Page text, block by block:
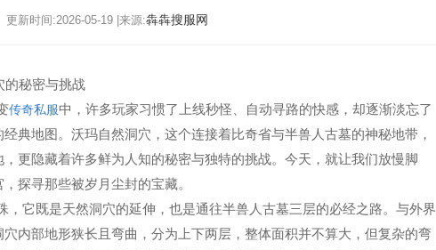
更新时间:2026-05-19 |来源:犇犇搜服网
的秘密与挑战
传奇私服中，许多玩家习惯了上线秒怪、自动寻路的快感，却逐渐淡忘了
典地图。沃玛自然洞穴，这个连接着比奇省与半兽人古墓的神秘地带，
更隐藏着许多鲜为人知的秘密与独特的挑战。今天，就让我们放慢脚
探寻那些被岁月尘封的宝藏。
它既是天然洞穴的延伸，也是通往半兽人古墓三层的必经之路。与外界
内部地形狭长且弯曲，分为上下两层，整体面积并不算大，但复杂的弯